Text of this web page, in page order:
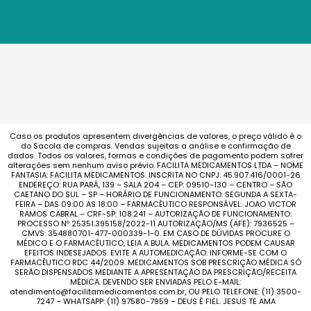
Caso os produtos apresentem divergências de valores, o preço válido é o
do Sacola de compras. Vendas sujeitas a análise e confirmação de
dados. Todos os valores, formas e condições de pagamento podem sofrer
alterações sem nenhum aviso prévio. FACILITA MEDICAMENTOS LTDA – NOME
FANTASIA: FACILITA MEDICAMENTOS. INSCRITA NO CNPJ: 45.907.416/0001-26
ENDEREÇO: RUA PARÁ, 139 – SALA 204 – CEP: 09510-130 – CENTRO – SÃO
CAETANO DO SUL – SP – HORÁRIO DE FUNCIONAMENTO: SEGUNDA A SEXTA-
FEIRA – DAS 09:00 AS 18:00 – FARMACÊUTICO RESPONSÁVEL: JOAO VICTOR
RAMOS CABRAL – CRF-SP: 108.241 – AUTORIZAÇÃO DE FUNCIONAMENTO:
PROCESSO Nº 25351.395158/2022-11 AUTORIZAÇÃO/MS (AFE): 7936525 –
CMVS: 354880701-477-000339-1-0. EM CASO DE DÚVIDAS PROCURE O
MÉDICO E O FARMACÊUTICO, LEIA A BULA. MEDICAMENTOS PODEM CAUSAR
EFEITOS INDESEJADOS. EVITE A AUTOMEDICAÇÃO: INFORME-SE COM O
FARMACÊUTICO RDC 44/2009. MEDICAMENTOS SOB PRESCRIÇÃO MÉDICA SÓ
SERÃO DISPENSADOS MEDIANTE A APRESENTAÇÃO DA PRESCRIÇÃO/RECEITA
MÉDICA. DEVENDO SER ENVIADAS PELO E-MAIL:
atendimento@facilitamedicamentos.com.br, OU PELO TELEFONE: (11) 3500-
7247 – WHATSAPP: (11) 97580-7959 – DEUS É FIEL. JESUS TE AMA